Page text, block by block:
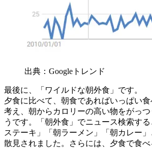
出典：Googleトレンド
最後に、「ワイルドな朝外食」です。
夕食に比べて、朝食であればいっぱい
考え、朝からカロリーの高い物をがっ
うです。「朝外食」でニュース検索す
ステーキ」「朝ラーメン」「朝カレー
散見されました。さらには、夕食で食